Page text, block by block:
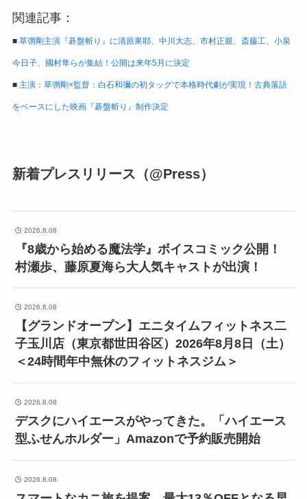
関連記事：
■ 草彅剛主演『碁盤斬り』に清原果耶、中川大志、市村正親、斎藤工、小泉
今日子、國村隼らが集結！公開は来年5月に決定
■ 主演：草彅剛×監督：白石和彌の初タッグで本格時代劇が実現！古典落語
をベースにした映画『碁盤斬り』制作決定
新着プレスリリース（@Press）
2026.8.08
『8歳から始める魔法学』ボイスコミック公開！
村瀬歩、藤原夏海ら大人気キャストが出演！
2026.8.08
【グランドオープン】エニタイムフィットネス二
子玉川店（東京都世田谷区）2026年8月8日（土）
＜24時間年中無休のフィットネスジム＞
2026.8.08
デスクにハイエースがやってきた。「ハイエース
型ふせんホルダー」Amazonで予約販売開始
2026.8.08